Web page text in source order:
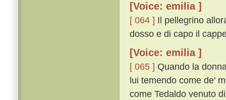
[Voice: emilia ]
[ 064 ] Il pellegrino
dosso e di capo il
[Voice: emilia ]
[ 065 ] Quando la
lui temendo come de'
come Tedaldo venuto